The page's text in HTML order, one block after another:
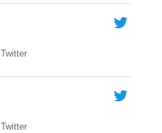
Twitter
Twitter